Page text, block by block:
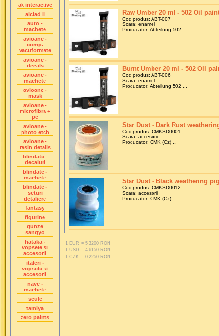
ak interactive
alclad ii
auto -
machete
avioane -
comp.
vacuformate
avioane -
decals
avioane -
machete
avioane -
mask
avioane -
microfibra +
pe
avioane -
photo etch
avioane -
resin details
blindate -
decaluri
blindate -
machete
blindate -
seturi
detaliere
fantasy
figurine
gunze
sangyo
hataka -
vopsele si
accesorii
italeri -
vopsele si
accesorii
nave -
machete
scule
tamiya
zero paints
Raw Umber 20 ml - 502 Oil paint
Cod produs: ABT-007
Scara: enamel
Producator: Abteilung 502 ...
Burnt Umber 20 ml - 502 Oil
Cod produs: ABT-006
Scara: enamel
Producator: Abteilung 502 ...
Star Dust - Dark Rust
Cod produs: CMKSD0001
Scara: accesorii
Producator: CMK (Cz) ...
Star Dust - Black weathering
Cod produs: CMKSD0012
Scara: accesorii
Producator: CMK (Cz) ...
1 EUR = 5.3200 RON
1 USD = 4.6150 RON
1 CZK = 0.2250 RON